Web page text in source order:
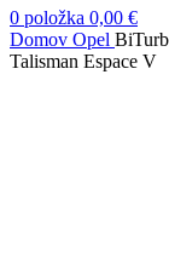
0 položka 0,00 €
Domov Opel
Talisman Espace V